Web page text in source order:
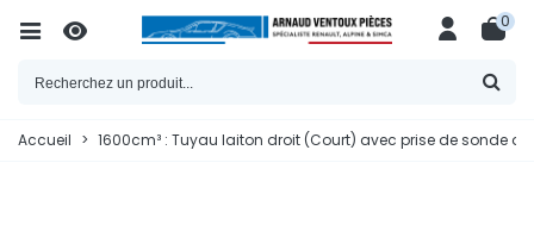
0
Accueil > 1600cm³ : Tuyau laiton droit (Court) avec prise de sonde